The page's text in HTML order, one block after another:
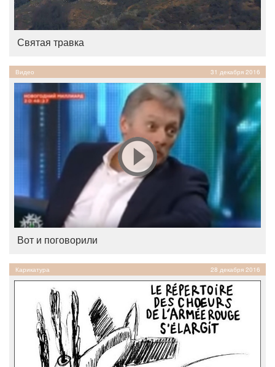
Святая травка
Видео 31 декабря 2016
Вот и поговорили
Карикатура 28 декабря 2016